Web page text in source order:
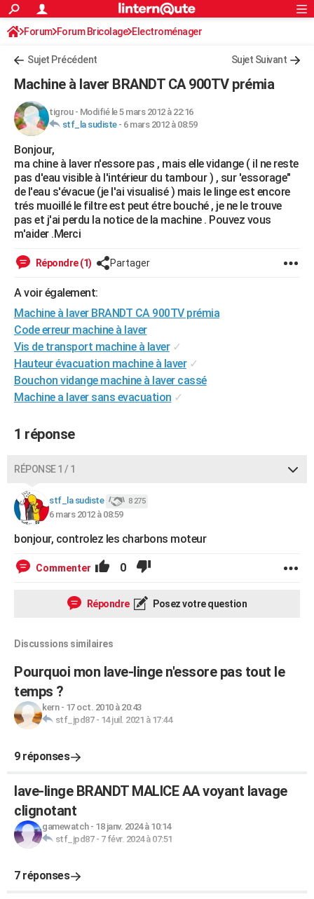
ACTUALITÉS
Politique
Société
Faits Divers
Education
Monde
Villes
+
FINANCE
Retraite
Impôts
Epargne
Immobilier
Risques naturels par ville
Banque
Assurance
Crédit
AUTO
Essais
Réserver un essai
Citadines
Berlines
SUV
Forum auto
+HIGH-TECH
Mobiles
Meilleur smartphone
Internet
Ordinateurs
Jeux vidéo
Guide high-tech
+BRICOLAGE
Forum
Aménagement intérieur
Extérieur
Cuisine
Salle de bains
Jardinage
Rangement
WEEK-END
Art de vivre
Bien-être
Loisirs
Mode
Modes de vie
Alimentation
Guide de la santé
Maladies
Médicaments
Sommeil
Destinations
City break
Voyage nature
Voyage de noces
Forum
Climat
+PHOTO
GUIDES D'ACHAT
BONS PLANS
Carte de Noël
Carte Bonne année
Carte Saint-Valentin
Carte Pâques
Carte d'anniversaire
DICTIONNAIRE
Dictionnaire
Biographies
Citations
Expressions
Proverbes
PROGRAMME TV
COPAINS D'AVANT
S'inscrire
Se connecter
Lycées
Collèges
Primaires
Universités
Entreprises
Service militaire
Avis de recherche
FORUM
S'inscrire
Connexion
Forum Forum Bricolage Electroménager
Sujet Précédent Sujet Suivant
Machine à laver BRANDT CA 900TV prémia
tigrou- Modifié le 5 mars 2012 à 22:16
stf_la sudiste- 6 mars 2012 à 08:59
Bonjour,
ma chine à laver n'essore pas , mais elle vidange ( il ne reste
pas d'eau visible à l'intérieur du tambour ) , sur 'essorage"
de l'eau s'évacue (je l'ai visualisé ) mais le linge est encore
trés muoillé le filtre est peut étre bouché , je ne le trouve
pas et j'ai perdu la notice de la machine . Pouvez vous
m'aider .Merci
Répondre (1) Partager
A voir également:
Machine à laver BRANDT CA 900TV prémia
Code erreur machine à laver
Vis de transport machine à laver ✓
Hauteur évacuation machine à laver ✓
Bouchon vidange machine à laver cassé
Machine a laver sans evacuation ✓
1 réponse
RÉPONSE 1 / 1
stf_la sudiste 8 275
6 mars 2012 à 08:59
bonjour, controlez les charbons moteur
Commenter 0
Répondre Posez votre question
Discussions similaires
Pourquoi mon lave-linge n'essore pas tout le
temps ?
kern- 17 oct. 2010 à 20:43
stf_jpd87- 14 juil. 2021 à 17:44
9 réponses
lave-linge BRANDT MALICE AA voyant lavage
clignotant
gamewatch- 18 janv. 2024 à 10:14
stf_jpd87- 7 févr. 2024 à 07:51
7 réponses